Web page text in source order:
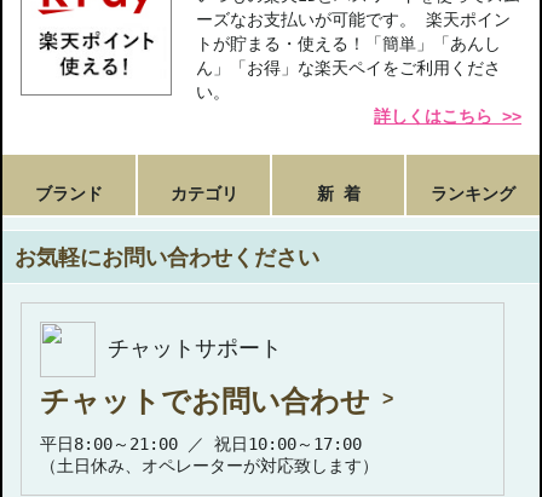
ーズなお支払いが可能です。 楽天ポイン
トが貯まる・使える！「簡単」「あんし
ん」「お得」な楽天ペイをご利用くださ
い。
詳しくはこちら >>
ブランド カテゴリ 新 着 ランキング
お気軽にお問い合わせください
チャットサポート
チャットでお問い合わせ
平日8:00～21:00 ／ 祝日10:00～17:00
（土日休み、オペレーターが対応致します）